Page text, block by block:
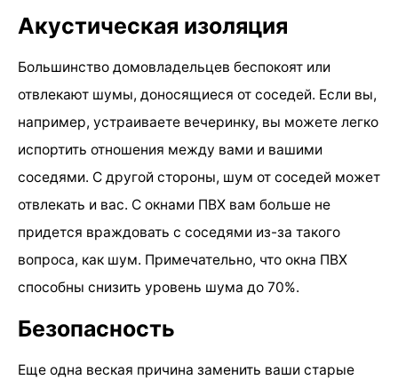
Акустическая изоляция
Большинство домовладельцев беспокоят или
отвлекают шумы, доносящиеся от соседей. Если вы,
например, устраиваете вечеринку, вы можете легко
испортить отношения между вами и вашими
соседями. С другой стороны, шум от соседей может
отвлекать и вас. С окнами ПВХ вам больше не
придется враждовать с соседями из-за такого
вопроса, как шум. Примечательно, что окна ПВХ
способны снизить уровень шума до 70%.
Безопасность
Еще одна веская причина заменить ваши старые